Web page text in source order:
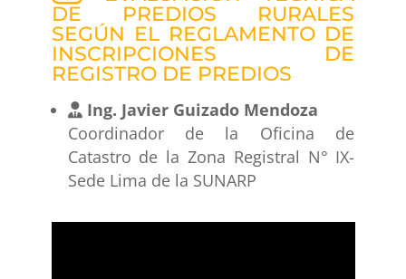
DE PREDIOS RURALES
SEGÚN EL REGLAMENTO DE
INSCRIPCIONES DE
REGISTRO DE PREDIOS
Ing. Javier Guizado Mendoza
Coordinador de la Oficina de
Catastro de la Zona Registral N° IX-
Sede Lima de la SUNARP